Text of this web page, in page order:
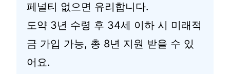
페널티 없으면 유리합니다.
도약 3년 수령 후 34세 이하 시 미래적
금 가입 가능, 총 8년 지원 받을 수 있
어요.